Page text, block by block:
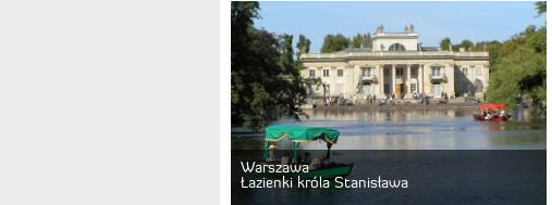
Warszawa
Łazienki króla Stanisława